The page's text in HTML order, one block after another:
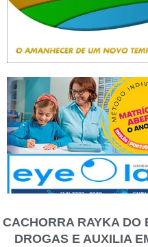
CACHORRA RAYKA DO
DROGAS E AUXILIA